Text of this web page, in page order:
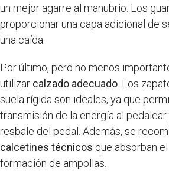
un mejor agarre al manubrio. Los
proporcionar una capa adicional de
una caída.
Por último, pero no menos
utilizar calzado adecuado . Los
suela rígida son ideales, ya que
transmisión de la energía al
resbale del pedal. Además, se
calcetines técnicos que absorban
formación de ampollas.